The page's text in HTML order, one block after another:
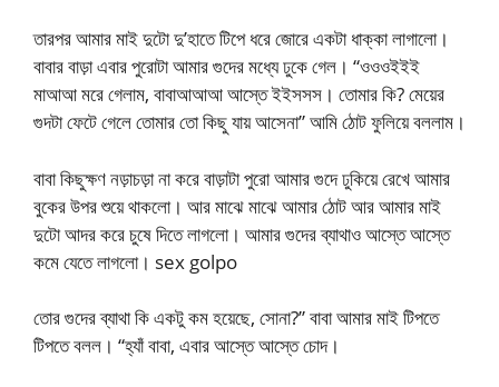
তারপর আমার মাই দুটো দু’হাতে টিপে ধরে জোরে একটা ধাক্কা লাগালো।
বাবার বাড়া এবার পুরোটা আমার গুদের মধ্যে ঢুকে গেল। “ওওওইইই
মাআআ মরে গেলাম, বাবাআআআ আস্তে ইইসসস। তোমার কি? মেয়ের
গুদটা ফেটে গেলে তোমার তো কিছু যায় আসেনা” আমি ঠোট ফুলিয়ে বললাম।
বাবা কিছুক্ষণ নড়াচড়া না করে বাড়াটা পুরো আমার গুদে ঢুকিয়ে রেখে আমার
বুকের উপর শুয়ে থাকলো। আর মাঝে মাঝে আমার ঠোট আর আমার মাই
দুটো আদর করে চুষে দিতে লাগলো। আমার গুদের ব্যাথাও আস্তে আস্তে
কমে যেতে লাগলো। sex golpo
তোর গুদের ব্যাথা কি একটু কম হয়েছে, সোনা?” বাবা আমার মাই টিপতে
টিপতে বলল। “হ্যাঁ বাবা, এবার আস্তে আস্তে চোদ।